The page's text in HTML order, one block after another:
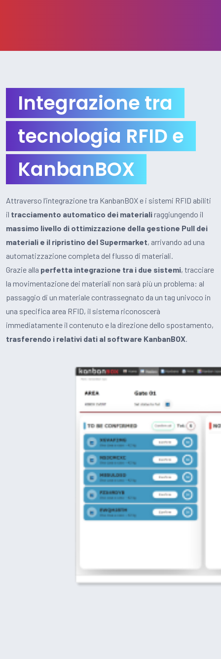
Integrazione tra
tecnologia RFID e
KanbanBOX
Attraverso l’integrazione tra KanbanBOX e i sistemi RFID abiliti
il tracciamento automatico dei materialiraggiungendo il
massimo livello di ottimizzazione della gestione Pull dei
materiali e il ripristino del Supermarket, arrivando ad una
automatizzazione completa del flusso di materiali.
Grazie alla perfetta integrazione tra i due sistemi, tracciare
la movimentazione dei materiali non sarà più un problema: al
passaggio di un materiale contrassegnato da un tag univoco in
una specifica area RFID, il sistema riconoscerà
immediatamente il contenuto e la direzione dello spostamento,
trasferendo i relativi dati al software KanbanBOX.